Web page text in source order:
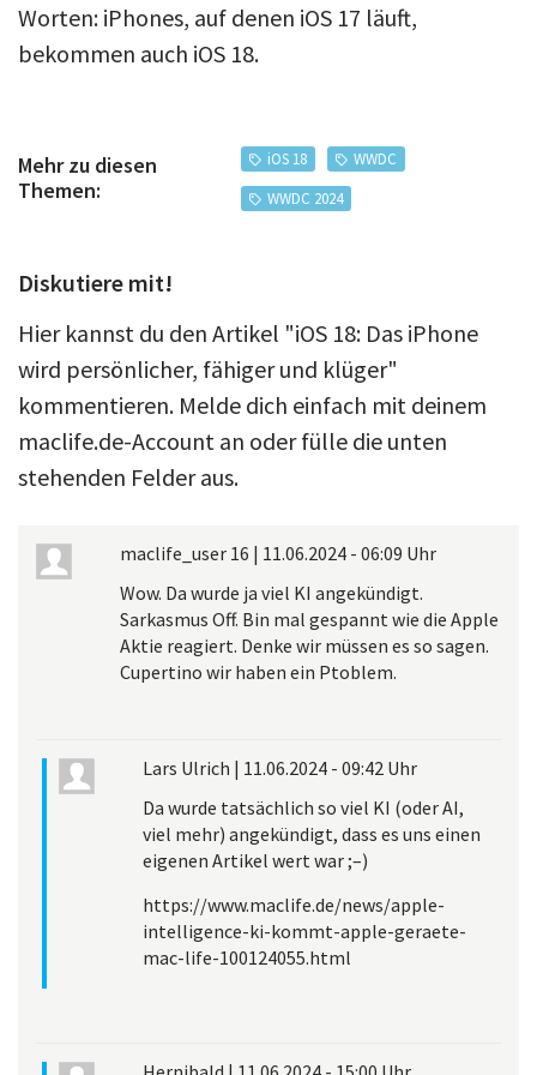
Worten: iPhones, auf denen iOS 17 läuft,
bekommen auch iOS 18.
Mehr zu diesen
Themen:
iOS 18
WWDC
WWDC 2024
Diskutiere mit!
Hier kannst du den Artikel "iOS 18: Das iPhone
wird persönlicher, fähiger und klüger"
kommentieren. Melde dich einfach mit deinem
maclife.de-Account an oder fülle die unten
stehenden Felder aus.
maclife_user 16 | 11.06.2024 - 06:09 Uhr
Wow. Da wurde ja viel KI angekündigt.
Sarkasmus Off. Bin mal gespannt wie die Apple
Aktie reagiert. Denke wir müssen es so sagen.
Cupertino wir haben ein Ptoblem.
Lars Ulrich | 11.06.2024 - 09:42 Uhr
Da wurde tatsächlich so viel KI (oder AI,
viel mehr) angekündigt, dass es uns einen
eigenen Artikel wert war ;–)
https://www.maclife.de/news/apple-
intelligence-ki-kommt-apple-geraete-
mac-life-100124055.html